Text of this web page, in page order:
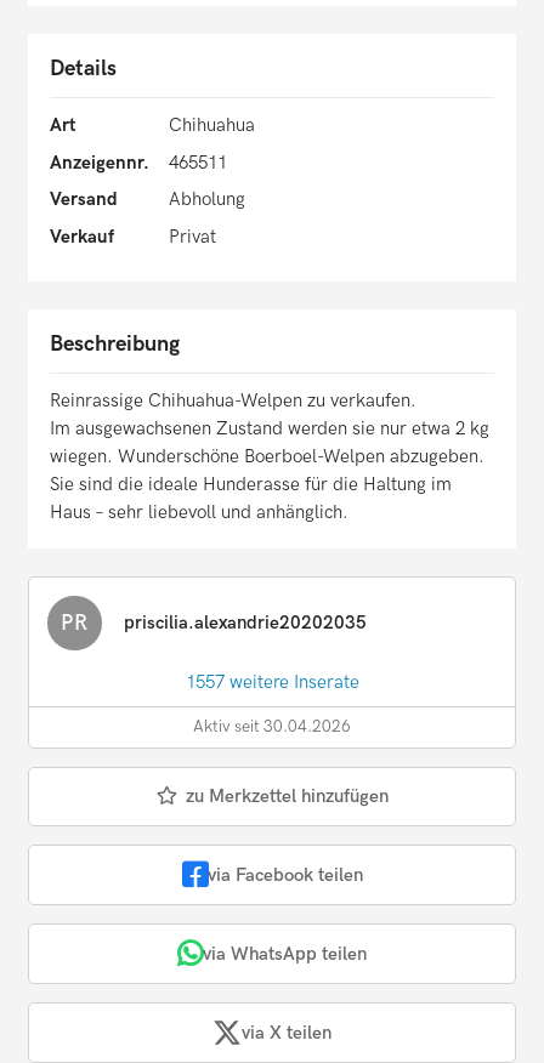
Details
Art
Chihuahua
Anzeigennr.
465511
Versand
Abholung
Verkauf
Privat
Beschreibung
Reinrassige Chihuahua-Welpen zu verkaufen.
Im ausgewachsenen Zustand werden sie nur etwa 2 kg
wiegen. Wunderschöne Boerboel-Welpen abzugeben.
Sie sind die ideale Hunderasse für die Haltung im
Haus – sehr liebevoll und anhänglich.
PR priscilia.alexandrie20202035
1557 weitere Inserate
Aktiv seit 30.04.2026
zu Merkzettel hinzufügen
via Facebook teilen
via WhatsApp teilen
via X teilen